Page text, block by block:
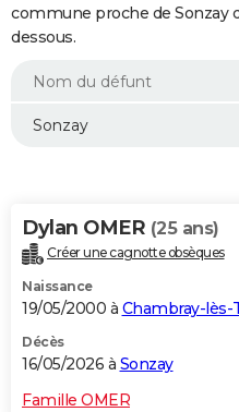
Essais
Réserver un essai
Citadines
Berlines
SUV
Forum auto
+
HIGH-TECH
BRICOLAGE
WEEK-END
Alimentation
Guide de la santé
Maladies
Médicaments
Sommeil
VOYAGE
Destinations
City break
Voyage nature
Voyage de noces
Forum
Climat
+PHOTO
GUIDES D'ACHAT
commune proche de Sonzay
dessous.
Dylan OMER (25 ans)
Créer une cagnotte obsèques
Naissance
19/05/2000 à Chambray-lès-
Décès
16/05/2026 à Sonzay
Famille OMER